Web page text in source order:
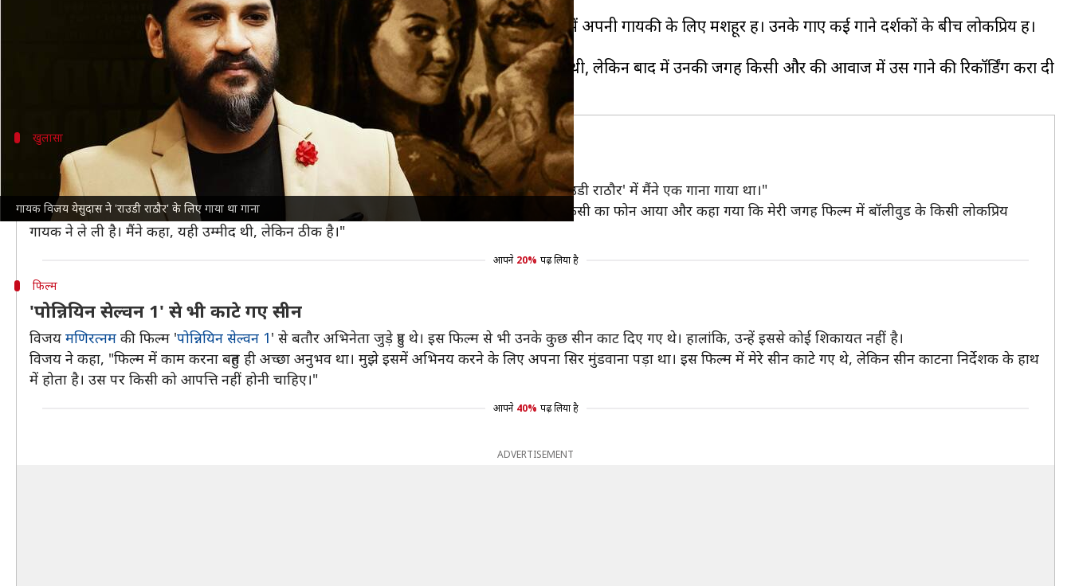
गायक विजय येसुदास ने 'राउडी राठौर' के लिए गाया था गाना
विजय येसुदास जाने-माने भारतीय गायक और अभिनेता हैं। खासतौर से वहदक्षिण भारतीय सिनेमा में अपनी गायकी के लिए मशहूर हैं। उनके गाए कई गाने दर्शकों के बीच लोकप्रिय हैं।
हाल ही में उन्होंने एक खुलासा किया, जिससे उनके प्रशंसक बेशक दुखी हो जाएंगे।
संजय लीला भंसाली
की फिल्म 'राउडी राठौर' के लिए अपनी आवाज दी थी, लेकिन बाद में उनकी जगह किसी और की आवाज में उस गाने की रिकॉर्डिंग करा दी
खुलासा
भंसाली के प्रोडक्शन हाउस ने ऐन मौके पर किया बदलाव
इंडिया टुडे से विजय ने कहा, "मेरे गाए हुए कई गानों की जगह दूसरे गायकों ने ली है। जैसे हिंदी फिल्मों में 'राउडी राठौर' में मैंने एक गाना गाया था।"
उन्होंने कहा, "मैं चेन्नईमें एक गाने की रिकॉर्डिंग कर रहा था, जब मेरे पास भंसाली के प्रोडक्शन हाउस से किसी का फोन आया और कहा गया कि मेरी जगह फिल्म में बॉलीवुड के किसी लोकप्रिय
गायक ने ले ली है। मैंने कहा, यही उम्मीद थी, लेकिन ठीक है।"
आपने 20% पढ़ लिया है
फिल्म
'पोन्नियिन सेल्वन 1' से भी काटे गए सीन
विजय मणिरत्नम की फिल्म 'पोन्नियिन सेल्वन 1' से बतौर अभिनेता जुड़े हुए थे। इस फिल्म से भी उनके कुछ सीन काट दिए गए थे। हालांकि, उन्हें इससे कोई शिकायत नहीं है।
विजय ने कहा, "फिल्म में काम करना बहुत ही अच्छा अनुभव था। मुझे इसमें अभिनय करने के लिए अपना सिर मुंडवाना पड़ा था। इस फिल्म में मेरे सीन काटे गए थे, लेकिन सीन काटना निर्देशक के हाथ
में होता है। उस पर किसी को आपत्ति नहीं होनी चाहिए।"
आपने 40% पढ़ लिया है
ADVERTISEMENT